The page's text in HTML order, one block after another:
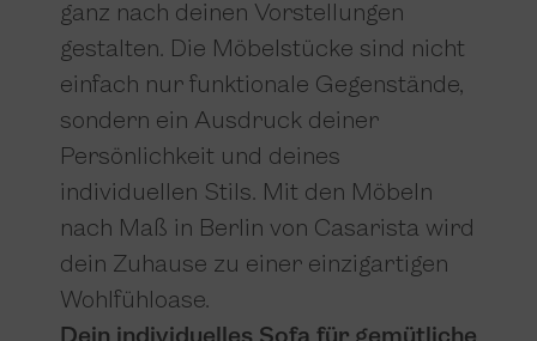
ganz nach deinen Vorstellungen
gestalten. Die Möbelstücke sind nicht
einfach nur funktionale Gegenstände,
sondern ein Ausdruck deiner
Persönlichkeit und deines
individuellen Stils. Mit den Möbeln
nach Maß in Berlin von Casarista wird
dein Zuhause zu einer einzigartigen
Wohlfühloase.